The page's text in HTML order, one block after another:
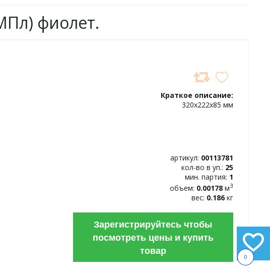
0
фиолет.
Краткое описание:
320х222х85 мм
артикул: 00113781
кол-во в уп.: 25
мин. партия: 1
объем: 0.00178 м3
вес: 0.186 кг
Зарегистрируйтесь чтобы
посмотреть цены и купить
товар